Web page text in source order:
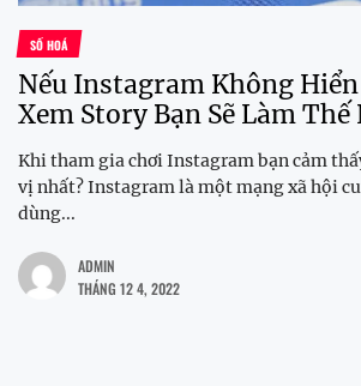
SỐ HOÁ
Nếu Instagram Không
Xem Story Bạn Sẽ Làm
Khi tham gia chơi Instagram bạn cảm
vị nhất? Instagram là một mạng xã hội
dùng...
ADMIN
THÁNG 12 4, 2022